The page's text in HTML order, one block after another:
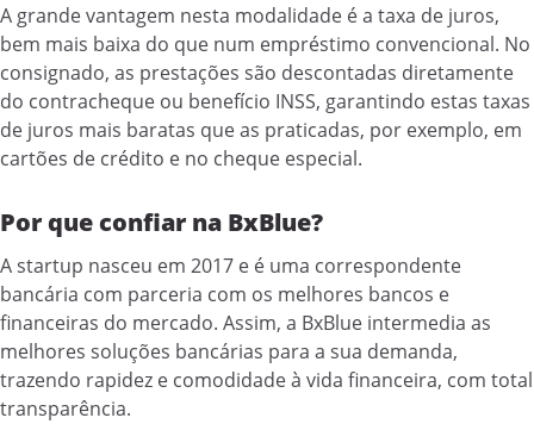
A grande vantagem nesta modalidade é a taxa de juros,
bem mais baixa do que num empréstimo convencional. No
consignado, as prestações são descontadas diretamente
do contracheque ou benefício INSS, garantindo estas taxas
de juros mais baratas que as praticadas, por exemplo, em
cartões de crédito e no cheque especial.
Por que confiar na BxBlue?
A startup nasceu em 2017 e é uma correspondente
bancária com parceria com os melhores bancos e
financeiras do mercado. Assim, a BxBlue intermedia as
melhores soluções bancárias para a sua demanda,
trazendo rapidez e comodidade à vida financeira, com total
transparência.